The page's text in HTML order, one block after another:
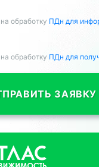
обработку ПДн для
обработку ПДн для
ЗАЯВКУ